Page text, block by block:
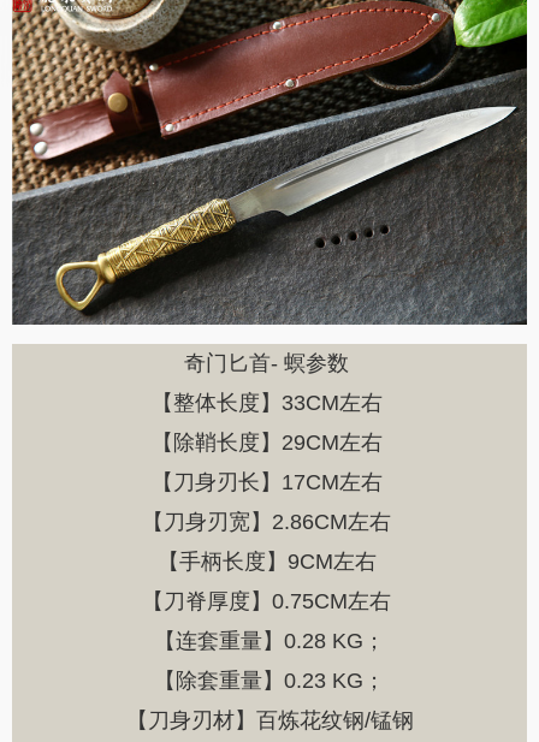
奇门匕首- 螟参数
【整体长度】33CM左右
【除鞘长度】29CM左右
【刀身刃长】17CM左右
【刀身刃宽】2.86CM左右
【手柄长度】9CM左右
【刀脊厚度】0.75CM左右
【连套重量】0.28 KG；
【除套重量】0.23 KG；
【刀身刃材】百炼花纹钢/锰钢